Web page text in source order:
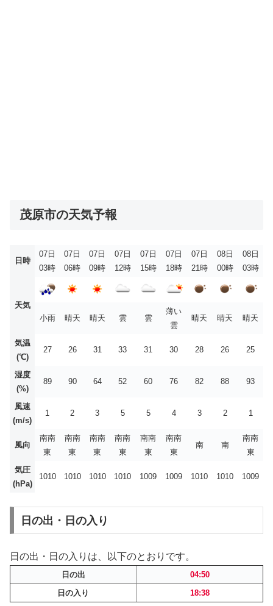
茂原市の天気予報
日時
07日
03時
07日
06時
07日
09時
07日
12時
07日
15時
07日
18時
07日
21時
08日
00時
08日
03時
天気
小雨
晴天 晴天 雲 雲
薄い
雲
晴天 晴天 晴天
気温
(℃)
27 26 31 33 31 30 28 26 25
湿度
(%)
89 90 64 52 60 76 82 88 93
風速
(m/s)
1 2 3 5 5 4 3 2 1
風向
南南
東
南南
東
南南
東
南南
東
南南
東
南南
東
南 南
南南
東
気圧
(hPa)
1010 1010 1010 1010 1009 1009 1010 1010 1009
日の出・日の入り
日の出・日の入りは、以下のとおりです。
日の出
04:50
日の入り
18:38